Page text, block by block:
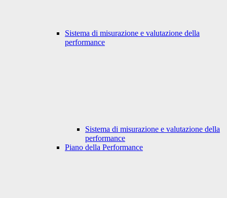
Sistema di misurazione e valutazione della
performance
Sistema di misurazione e valutazione della
performance
Piano della Performance